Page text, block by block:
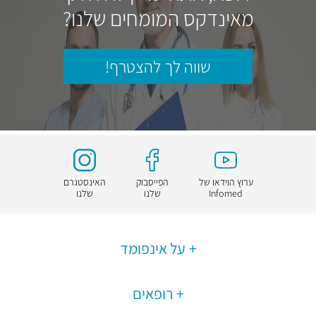
מאינדקס המומחים שלנו?
שווה לך להצטרף!
ערוץ הוידאו של
Infomed
הפייסבוק
שלנו
האינסטגרם
שלנו
על אינפומד
רופאים